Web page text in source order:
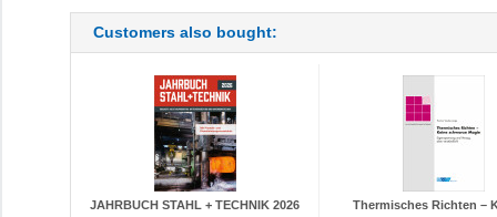
Customers also bought:
JAHRBUCH STAHL + TECHNIK 2026 Thermisches Richten –